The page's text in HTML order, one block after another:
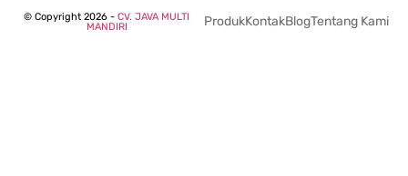
© Copyright 2026 - CV. JAVA MULTI
MANDIRI
ProdukKontakBlogTentang Kami